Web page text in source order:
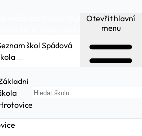
může obsahovat chyby a
dejte nám vědět.
školSpádová
Otevřít hlavní
menu